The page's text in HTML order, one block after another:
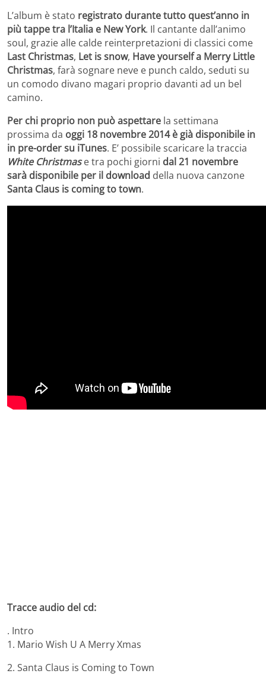
L’album è stato registrato durante tutto quest’anno in
più tappe tra l’Italia e New York. Il cantante dall’animo
soul, grazie alle calde reinterpretazioni di classici come
Last Christmas, Let is snow, Have yourself a Merry Little
Christmas, farà sognare neve e punch caldo, seduti su
un comodo divano magari proprio davanti ad un bel
camino.
Per chi proprio non può aspettare la settimana
prossima da oggi 18 novembre 2014 è già disponibile in
in pre-order su iTunes. E’ possibile scaricare la traccia
White Christmase tra pochi giorni dal 21 novembre
sarà disponibile per il download della nuova canzone
Santa Claus is coming to town.
Tracce audio del cd:
. Intro
1. Mario Wish U A Merry Xmas
2. Santa Claus is Coming to Town